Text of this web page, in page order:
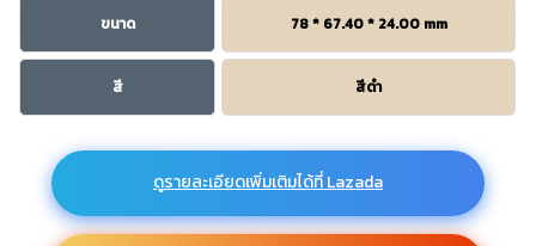
ขนาด 78 * 67.40 * 24.00 mm
สี สีดำ
ดูรายละเอียดเพิ่มเติมได้ที่ Lazada